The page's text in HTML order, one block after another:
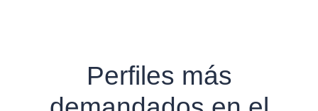
Perfiles más